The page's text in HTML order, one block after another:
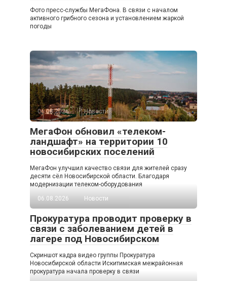
Фото пресс-службы МегаФона. В связи с началом
активного грибного сезона и установлением жаркой
погоды
06.08.2026 Новости
МегаФон обновил «телеком-
ландшафт» на территории 10
новосибирских поселений
МегаФон улучшил качество связи для жителей сразу
десяти сёл Новосибирской области. Благодаря
модернизации телеком-оборудования
06.08.2026
Новости
Прокуратура проводит проверку в
связи с заболеванием детей в
лагере под Новосибирском
Скриншот кадра видео группы Прокуратура
Новосибирской области Искитимская межрайонная
прокуратура начала проверку в связи